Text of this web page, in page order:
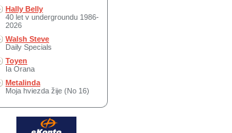
Hally Belly
40 let v undergroundu 1986-
2026
Walsh Steve
Daily Specials
Toyen
Ia Orana
Metalinda
Moja hviezda žije (No 16)